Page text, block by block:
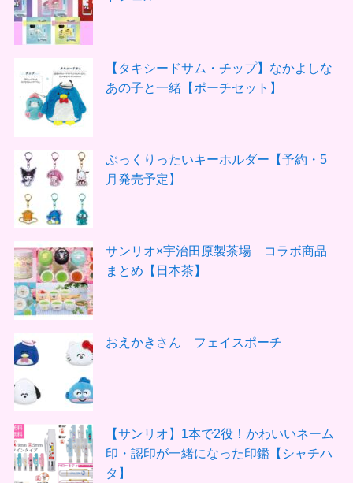
【タキシードサム・チップ】なかよしな
あの子と一緒【ポーチセット】
ぷっくりったいキーホルダー【予約・5
月発売予定】
サンリオ×宇治田原製茶場 コラボ商品
まとめ【日本茶】
おえかきさん フェイスポーチ
【サンリオ】1本で2役！かわいいネーム
印・認印が一緒になった印鑑【シャチハ
タ】